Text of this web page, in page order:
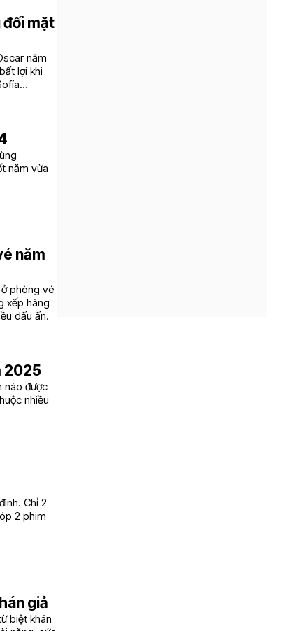
đối mặt
năm
lợi khi
năm vừa
năm
phòng vé
xếp hàng
dấu ấn.
2025
nào được
nhiều
Chỉ 2
2 phim
giả
biệt khán